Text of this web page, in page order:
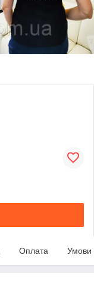
Оплата Умови